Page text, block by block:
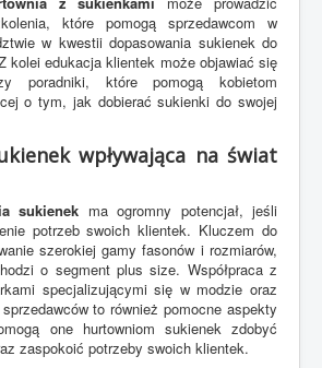
które pomogą sprzedawcom w
w kwestii dopasowania sukienek do
kolei edukacja klientek może objawiać się
poradniki, które pomogą kobietom
o tym, jak dobierać sukienki do swojej
wpływająca na świat
sukienek ma ogromny potencjał, jeśli
potrzeb swoich klientek. Kluczem do
szerokiej gamy fasonów i rozmiarów,
o segment plus size. Współpraca z
specjalizującymi się w modzie oraz
to również pomocne aspekty
one hurtowniom sukienek zdobyć
zaspokoić potrzeby swoich klientek.